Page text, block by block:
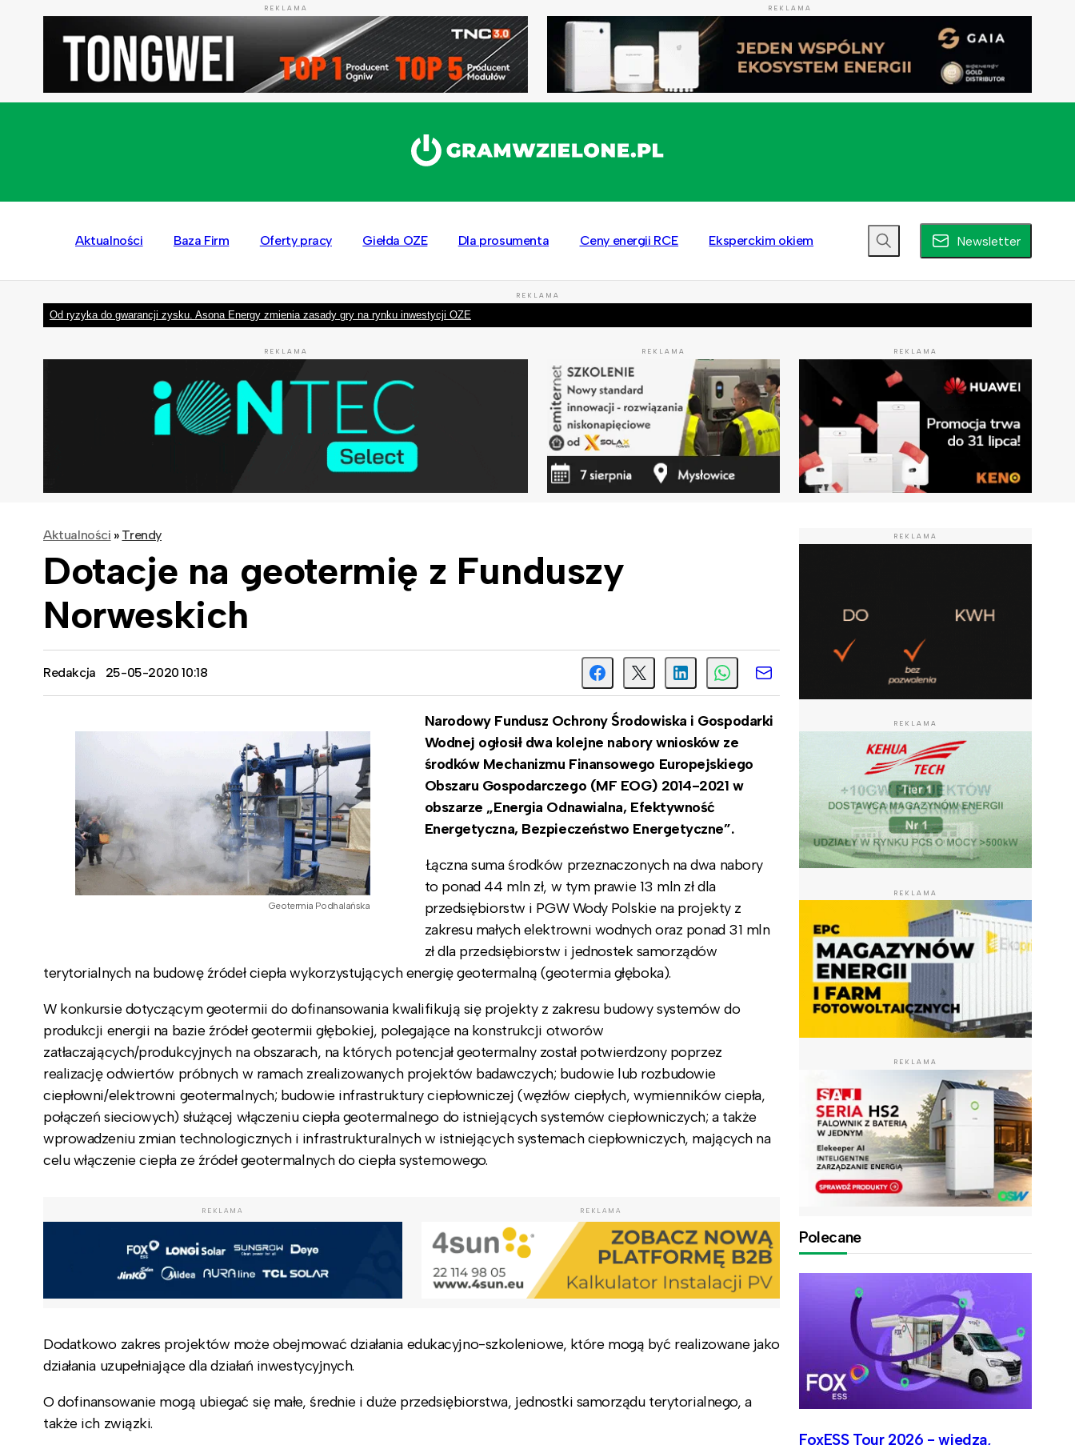
REKLAMA REKLAMA
Aktualności Baza Firm Oferty pracy Giełda OZE Dla prosumenta Ceny energii RCE Eksperckim okiem Newsletter
REKLAMA
Od ryzyka do gwarancji zysku. Asona Energy zmienia zasady gry na rynku inwestycji OZE
REKLAMA REKLAMA REKLAMA
Aktualności » Trendy
Dotacje na geotermię z Funduszy
Norweskich
Redakcja 25-05-2020 10:18
Geotermia Podhalańska
Narodowy Fundusz Ochrony Środowiska i Gospodarki
Wodnej ogłosił dwa kolejne nabory wniosków ze
środków Mechanizmu Finansowego Europejskiego
Obszaru Gospodarczego (MF EOG) 2014-2021 w
obszarze „Energia Odnawialna, Efektywność
Energetyczna, Bezpieczeństwo Energetyczne”.
Łączna suma środków przeznaczonych na dwa nabory
to ponad 44 mln zł, w tym prawie 13 mln zł dla
przedsiębiorstw i PGW Wody Polskie na projekty z
zakresu małych elektrowni wodnych oraz ponad 31 mln
zł dla przedsiębiorstw i jednostek samorządów
terytorialnych na budowę źródeł ciepła wykorzystujących energię geotermalną (geotermia głęboka).
W konkursie dotyczącym geotermii do dofinansowania kwalifikują się projekty z zakresu budowy systemów do
produkcji energii na bazie źródeł geotermii głębokiej, polegające na konstrukcji otworów
zatłaczających/produkcyjnych na obszarach, na których potencjał geotermalny został potwierdzony poprzez
realizację odwiertów próbnych w ramach zrealizowanych projektów badawczych; budowie lub rozbudowie
ciepłowni/elektrowni geotermalnych; budowie infrastruktury ciepłowniczej (węzłów ciepłych, wymienników ciepła,
połączeń sieciowych) służącej włączeniu ciepła geotermalnego do istniejących systemów ciepłowniczych; a także
wprowadzeniu zmian technologicznych i infrastrukturalnych w istniejących systemach ciepłowniczych, mających na
celu włączenie ciepła ze źródeł geotermalnych do ciepła systemowego.
REKLAMA REKLAMA
Dodatkowo zakres projektów może obejmować działania edukacyjno-szkoleniowe, które mogą być realizowane jako
działania uzupełniające dla działań inwestycyjnych.
O dofinansowanie mogą ubiegać się małe, średnie i duże przedsiębiorstwa, jednostki samorządu terytorialnego, a
także ich związki.
REKLAMA
REKLAMA
REKLAMA
REKLAMA
Polecane
FoxESS Tour 2026 - wiedza,